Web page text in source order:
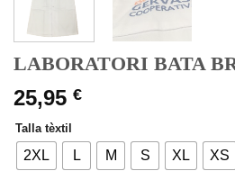
LABORATORI BATA
25,95 €
Talla tèxtil
2XL L M S XL XS